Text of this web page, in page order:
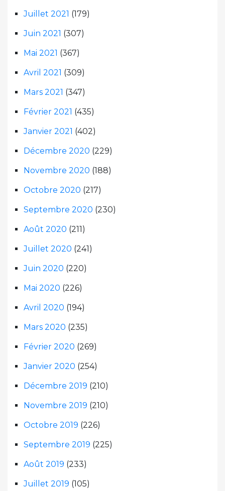
Juillet 2021 (179)
Juin 2021 (307)
Mai 2021 (367)
Avril 2021 (309)
Mars 2021 (347)
Février 2021 (435)
Janvier 2021 (402)
Décembre 2020 (229)
Novembre 2020 (188)
Octobre 2020 (217)
Septembre 2020 (230)
Août 2020 (211)
Juillet 2020 (241)
Juin 2020 (220)
Mai 2020 (226)
Avril 2020 (194)
Mars 2020 (235)
Février 2020 (269)
Janvier 2020 (254)
Décembre 2019 (210)
Novembre 2019 (210)
Octobre 2019 (226)
Septembre 2019 (225)
Août 2019 (233)
Juillet 2019 (105)